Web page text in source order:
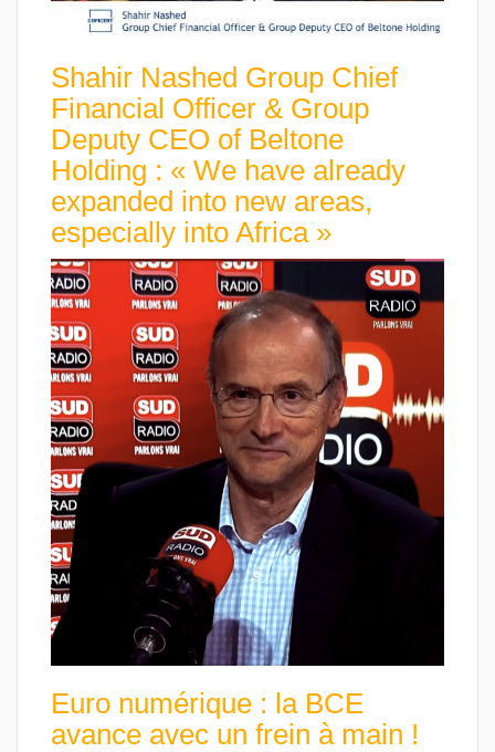
Shahir Nashed Group Chief
Financial Officer & Group
Deputy CEO of Beltone
Holding : « We have already
expanded into new areas,
especially into Africa »
Euro numérique : la BCE
avance avec un frein à main !